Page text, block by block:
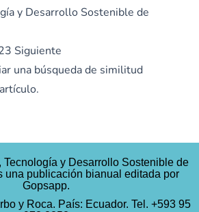
y Desarrollo Sostenible de
Siguiente
una búsqueda de similitud
Tecnología y Desarrollo Sostenible de
una publicación bianual editada por
Gopsapp.
y Roca. País: Ecuador. Tel. +593 95